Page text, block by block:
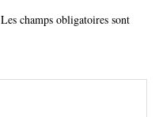
Les champs obligatoires sont